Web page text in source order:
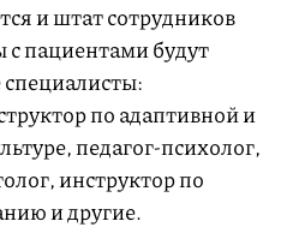
и штат сотрудников
пациентами будут
по адаптивной и
педагог-психолог,
инструктор по
и другие.